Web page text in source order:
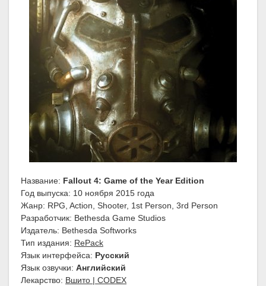
Название: Fallout 4: Game of the Year Edition
Год выпуска: 10 ноября 2015 года
Жанр: RPG, Action, Shooter, 1st Person, 3rd Person
Разработчик: Bethesda Game Studios
Издатель: Bethesda Softworks
Тип издания: RePack
Язык интерфейса: Русский
Язык озвучки: Английский
Лекарство: Вшито | CODEX